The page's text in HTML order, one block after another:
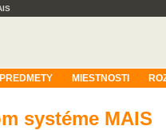
PREDMETY MIESTNOSTI
systéme MAIS